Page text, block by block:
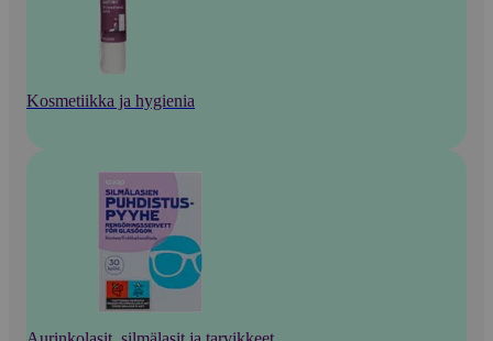
Kosmetiikka ja hygienia